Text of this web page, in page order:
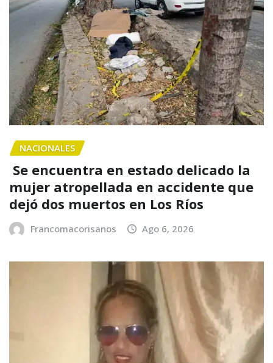
NACIONALES
Se encuentra en estado delicado la
mujer atropellada en accidente que
dejó dos muertos en Los Ríos
Francomacorisanos Ago 6, 2026